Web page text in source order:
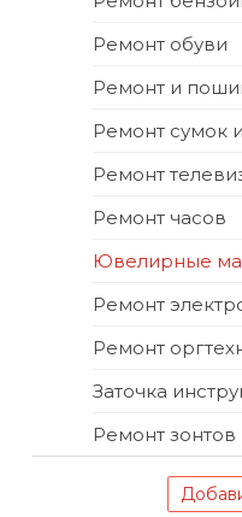
Ремонт обуви
Ремонт и
Ремонт сумок
Ремонт
Ремонт часов
Ювелирные
Ремонт
Ремонт
Заточка
Ремонт зонтов